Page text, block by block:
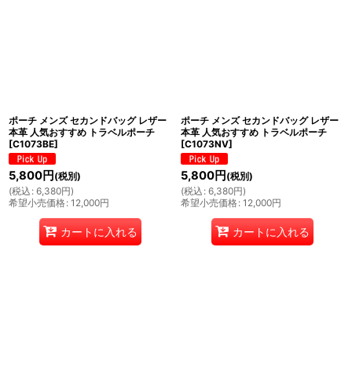
ポーチ メンズ セカンドバッグ レザー
本革 人気おすすめ トラベルポーチ
[C1073BE]
5,800円 (税別)
(税込 : 6,380円)
希望小売価格: 12,000円
カートに入れる
ポーチ メンズ セカンドバッグ レザー
本革 人気おすすめ トラベルポーチ
[C1073NV]
5,800円 (税別)
(税込 : 6,380円)
希望小売価格: 12,000円
カートに入れる